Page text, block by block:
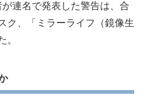
連名で発表した警告は、合
ク、「ミラーライフ（鏡像生
。